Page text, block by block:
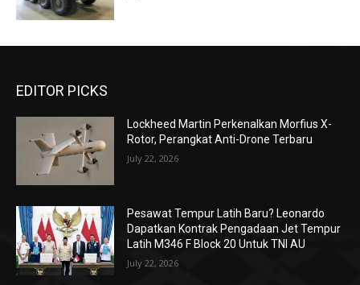
EDITOR PICKS
Lockheed Martin Perkenalkan Morfius X-
Rotor, Perangkat Anti-Drone Terbaru
July 22, 2026
Pesawat Tempur Latih Baru? Leonardo
Dapatkan Kontrak Pengadaan Jet Tempur
Latih M346 F Block 20 Untuk TNI AU
July 22, 2026